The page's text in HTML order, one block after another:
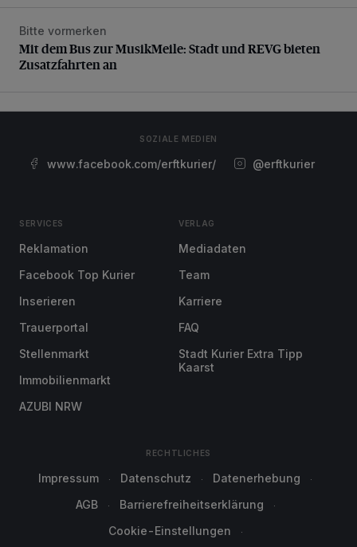
Mit dem Bus zur MusikMeile: Stadt und REVG bieten
Bitte vormerken
Mit dem Bus zur MusikMeile: Stadt und REVG bieten
Zusatzfahrten an
SOZIALE MEDIEN
www.facebook.com/erftkurier/ @erftkurier
SERVICES
Reklamation
Facebook Top Kurier
Inserieren
Trauerportal
Stellenmarkt
Immobilienmarkt
AZUBI NRW
VERLAG
Mediadaten
Team
Karriere
FAQ
Stadt Kurier Extra Tipp
Kaarst
RECHTLICHES
Impressum Datenschutz
Datenerhebung
AGB
Barrierefreiheitserklärung
Cookie-Einstellungen